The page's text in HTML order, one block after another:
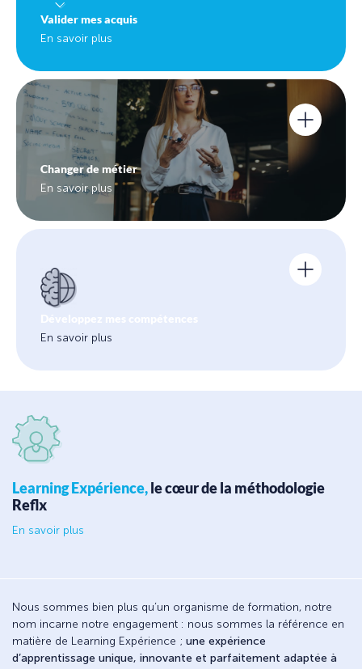
Valider mes acquis
En savoir plus
Changer de métier
En savoir plus
Développez mes compétences
En savoir plus
Learning Expérience,le cœur de la méthodologie
Reflx
En savoir plus
Nous sommes bien plus qu’un organisme de formation, notre
nom incarne notre engagement : nous sommes la référence en
matière de Learning Expérience ; une expérience
d’apprentissage unique, innovante et parfaitement adaptée à